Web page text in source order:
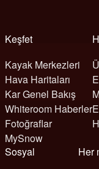
Keşfet
Kayak Merkezleri
Hava Haritaları
Kar Genel Bakış
Whiteroom Haberler
Fotoğraflar
MySnow
Sosyal